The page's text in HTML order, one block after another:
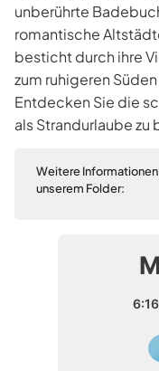
unberührte
romantische
besticht durch ihre
zum ruhigeren
Entdecken Sie die
als Strandurlaube zu
Weitere Informationen
unserem Folder: